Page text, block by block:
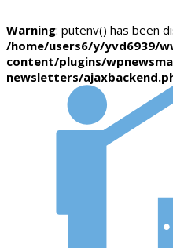
Warning: putenv() has been
/home/users6/y/yvd6939/
content/plugins/
newsletters/